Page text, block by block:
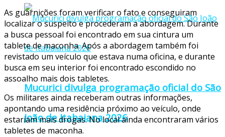
Mucurici divulga programação oficial do São
João de Itabaiana 2026
As guarnições foram verificar o fato e conseguiram
localizar o suspeito e procederam a abordagem. Durante
a busca pessoal foi encontrado em sua cintura um
tablete de maconha. Após a abordagem também foi
revistado um veículo que estava numa oficina, e durante
busca em seu interior foi encontrado escondido no
assoalho mais dois tabletes.
Os militares ainda receberam outras informações,
apontando uma residência próximo ao veículo, onde
estariam mais drogas. No local ainda encontraram vários
tabletes de maconha.